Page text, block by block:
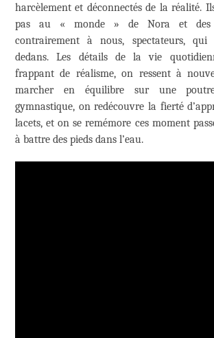
harcèlement et déconnectés de la réalité.
pas au « monde » de Nora et des
contrairement à nous, spectateurs, qui
dedans. Les détails de la vie
frappant de réalisme, on ressent à
marcher en équilibre sur une
gymnastique, on redécouvre la fierté
lacets, et on se remémore ces moment
à battre des pieds dans l’eau.